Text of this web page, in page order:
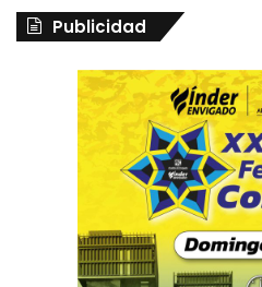
Publicidad